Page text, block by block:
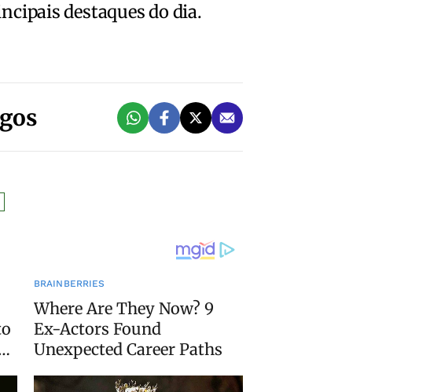
destaques do dia.